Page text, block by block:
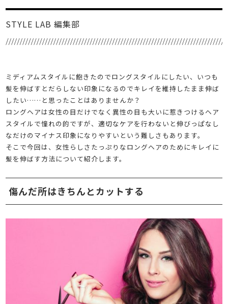
STYLE LAB 編集部
ミディアムスタイルに飽きたのでロングスタイルにしたい、いつも
髪を伸ばすとだらしない印象になるのでキレイを維持したまま伸ば
したい……と思ったことはありませんか？
ロングヘアは女性の目だけでなく異性の目も大いに惹きつけるヘア
スタイルで憧れの的ですが、適切なケアを行わないと伸びっぱなし
なだけのマイナス印象になりやすいという難しさもあります。
そこで今回は、女性らしさたっぷりなロングヘアのためにキレイに
髪を伸ばす方法について紹介します。
傷んだ所はきちんとカットする